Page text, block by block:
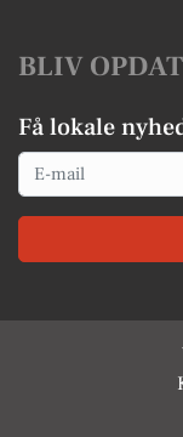
BLIV
Få lokale
Email